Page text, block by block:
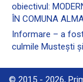
obiectivul:
ÎN COMUNA
Informare – a
culmile Mustești
© 2015 - 2026,